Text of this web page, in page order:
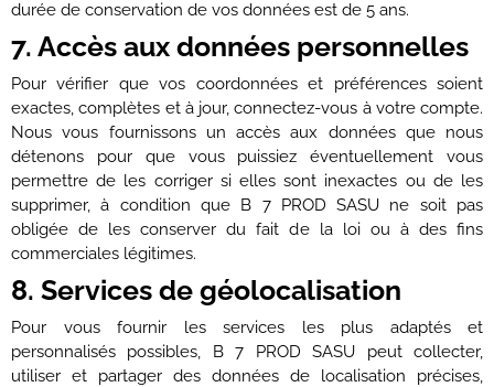
durée de conservation de vos données est de 5 ans.
7. Accès aux données personnelles
Pour vérifier que vos coordonnées et préférences soient
exactes, complètes et à jour, connectez-vous à votre compte.
Nous vous fournissons un accès aux données que nous
détenons pour que vous puissiez éventuellement vous
permettre de les corriger si elles sont inexactes ou de les
supprimer, à condition que B 7 PROD SASU ne soit pas
obligée de les conserver du fait de la loi ou à des fins
commerciales légitimes.
8. Services de géolocalisation
Pour vous fournir les services les plus adaptés et
personnalisés possibles, B 7 PROD SASU peut collecter,
utiliser et partager des données de localisation précises,